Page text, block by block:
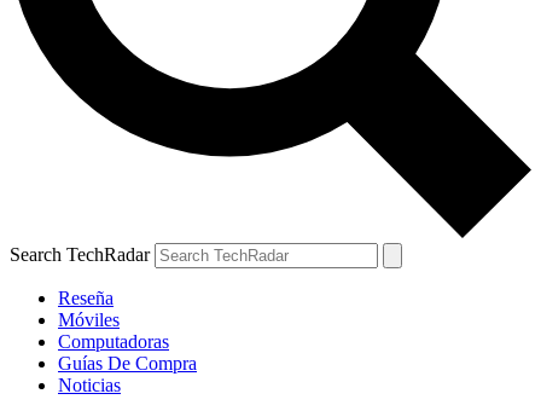
Search TechRadar
Reseña
Móviles
Computadoras
Guías De Compra
Noticias